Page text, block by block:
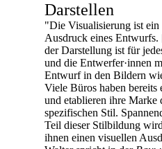
Darstellen
"Die Visualisierung ist ein
Ausdruck eines
der Darstellung ist für
und die Entwerfer·innen
Entwurf in den Bildern
Viele Büros haben bereits
und etablieren ihre Marke
spezifischen Stil.
Teil dieser Stilbildung
ihnen einen visuellen